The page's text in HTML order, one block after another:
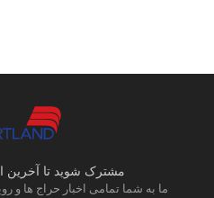
مشترک شوید تا آخرین
ما به شما تمامی اخبار حراج ها و